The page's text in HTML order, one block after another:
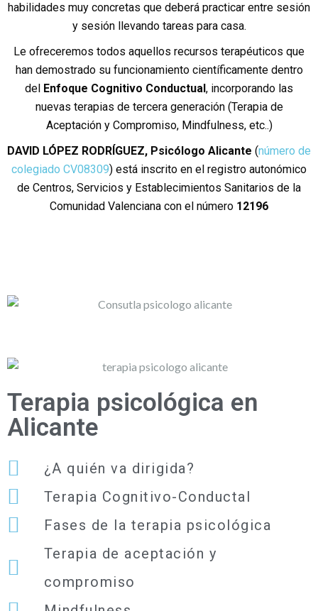
habilidades muy concretas que deberá practicar entre sesión
y sesión llevando tareas para casa.
Le ofreceremos todos aquellos recursos terapéuticos que
han demostrado su funcionamiento científicamente dentro
del Enfoque Cognitivo Conductual, incorporando las
nuevas terapias de tercera generación (Terapia de
Aceptación y Compromiso, Mindfulness, etc..)
DAVID LÓPEZ RODRÍGUEZ, Psicólogo Alicante (número de
colegiado CV08309) está inscrito en el registro autonómico
de Centros, Servicios y Establecimientos Sanitarios de la
Comunidad Valenciana con el número 12196
Terapia psicológica en
Alicante
¿A quién va dirigida?
Terapia Cognitivo-Conductal
Fases de la terapia psicológica
Terapia de aceptación y
compromiso